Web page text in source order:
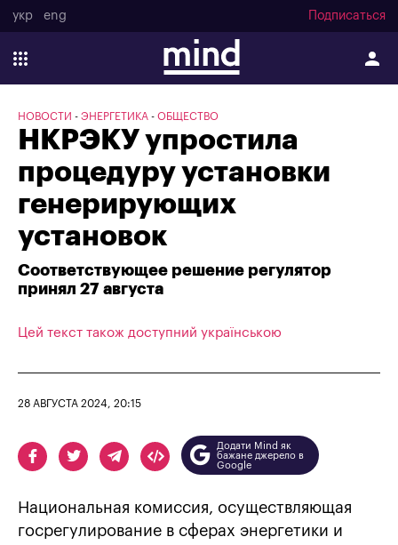
укр eng Подписаться
НОВОСТИ ЭНЕРГЕТИКА ОБЩЕСТВО
НКРЭКУ упростила
процедуру установки
генерирующих
установок
Соответствующее решение регулятор
принял 27 августа
Цей текст також доступний українською
28 АВГУСТА 2024, 20:15
Додати Mind як
бажане джерело в
Google
Национальная комиссия, осуществляющая
госрегулирование в сферах энергетики и